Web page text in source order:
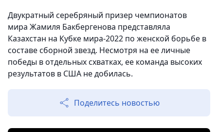
Двукратный серебряный призер чемпионатов
мира Жамиля Бакбергенова представляла
Казахстан на Кубке мира-2022 по женской борьбе в
составе сборной звезд. Несмотря на ее личные
победы в отдельных схватках, ее команда высоких
результатов в США не добилась.
Поделитесь новостью